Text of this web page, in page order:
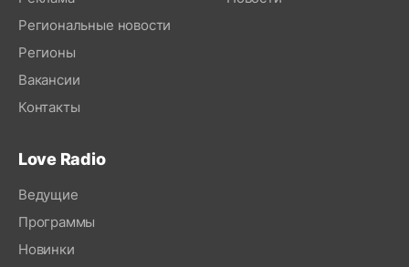
Региональные новости
Регионы
Вакансии
Контакты
Love Radio
Ведущие
Программы
Новинки